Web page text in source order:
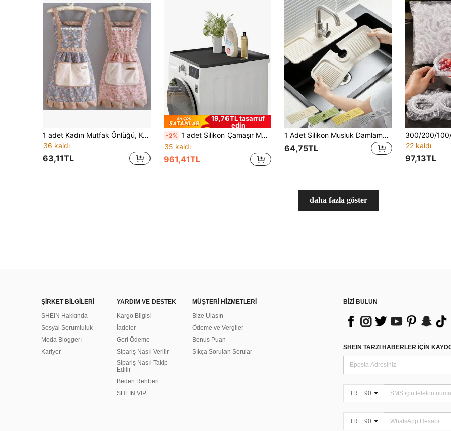
1 adet Kadın Mutfak Önlüğü, Kolay Silinebilir, Şık Prenses Tarzı Pişirme Önlüğü, Çiçek Desenli Önlük, Yağ ve Leke Tutmaz Prenses Elbise Tarzı
36 kaldı
63,11TL
19,76TL tasarruf
edin
-2% 1 adet Silikon Çamaşır Makinesi Altlığı, Buzdolabı Altlığı, Çamaşır Makinesi Üstü Altlığı, Çamaşır Makinesinin Üzerine Yerleştirmeye Uygun, Ayrıca Kahve Makinesi Altlığı, Bulaşık Kurutma Altlığı, Kaymaz Saklama Altlığı, Büyük Evcil Hayvan Altlığı Olarak da Kullanılabilir.
35 kaldı
961,41TL
1 Adet Silikon Musluk Damlama Pedi - Musluk Kolu Damlama Tepsisi, Sabunluk, Musluk Sıçrama Koruyucu, Lavabo Aksesuarları, Sıçrama Matı, Kırpılabilir Dar Kenarlı, Banyo Lavabosu, Mutfak Lavabosu ve Bulaşıklık İçin Uygun, Mutfak ve Banyo Aksesuarları
64,75TL
22 kaldı
97,13TL
daha fazla göster
ŞİRKET BİLGİLERİ
SHEIN Hakkında
Sosyal Sorumluluk
Moda Bloggerı
Kariyer
YARDIM VE DESTEK
Kargo Bilgisi
İadeler
Geri Ödeme
Sipariş Nasıl Verilir
Sipariş Nasıl Takip
Edilir
Beden Rehberi
SHEIN VIP
MÜŞTERİ HİZMETLERİ
Bize Ulaşın
Ödeme ve Vergiler
Bonus Puan
Sıkça Sorulan Sorular
BİZİ BULUN
SHEIN TARZI HABERLER IÇIN
TR + 90
TR + 90